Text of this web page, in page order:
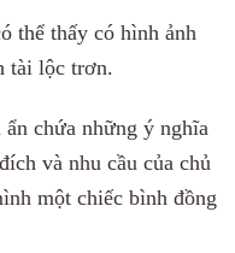
thể thấy có hình ảnh
tài lộc trơn.
chứa những ý nghĩa
và nhu cầu của chủ
một chiếc bình đồng